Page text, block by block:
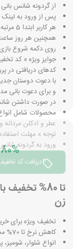
از گردونه شانس بانی مد تا 100% تخفیف
پس از ورود به لینک
هر کاربر ابتدا 5 مرتبه فرصت داره که شانس خودشو امتحان کنه
همچنین هر روز ساعت 10 صبح 3 فرصت اضافه دریافت
روی دکمه شروع
جوایز ویژه » کد تخفیف بانی مد 100
کدهای دریافتی در
با دعوت دوستان جدید 3 شانس بازی و 3 شانس ویژه
و برای دعوت بانی
در صورت داشتن
محصولات شامل
عطر و ادکلن مردانه
توجه » مهلت استفاده از هر جایزه
ورود به گردونه
دریافت کد
80%
تا 80%
زن
تخفیف ویژه برای
کاهش نرخ تا 70% محصولات زنانه و دخترانه و کالاهای منتخب
انواع شلوار،